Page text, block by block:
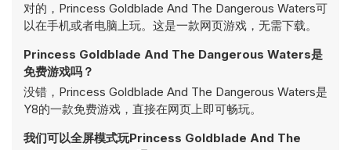
对的，Princess Goldblade And The Dangerous Waters可
以在手机或者电脑上玩。这是一款网页游戏，无需下载。
Princess Goldblade And The Dangerous Waters是
免费游戏吗？
没错，Princess Goldblade And The Dangerous Waters是
Y8的一款免费游戏，直接在网页上即可畅玩。
我们可以全屏模式玩Princess Goldblade And The